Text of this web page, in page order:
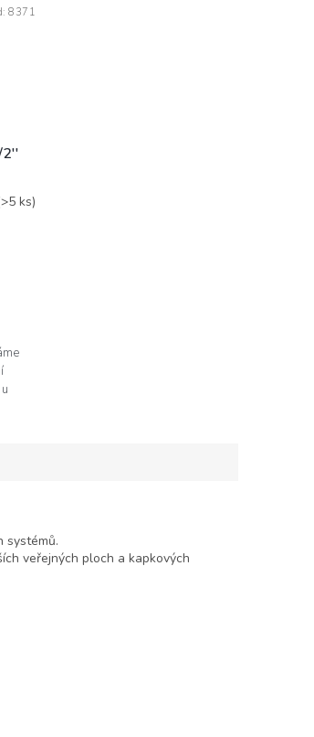
2''
ks)
8371
systémů.
veřejných ploch a kapkových